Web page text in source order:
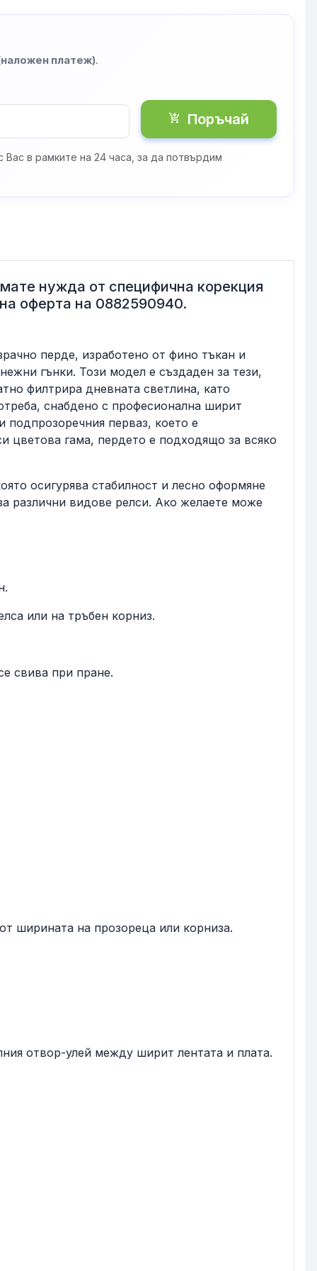
платеж).
shopping_cart_checkout Поръчай
в рамките на 24 часа, за да потвърдим
нужда от специфична корекция
оферта на 0882590940.
перде, изработено от фино тъкан и
гънки. Този модел е създаден за тези,
филтрира дневната светлина, като
снабдено с професионална ширит
подпрозоречния перваз, което е
цветова гама, пердето е подходящо за всяко
осигурява стабилност и лесно оформяне
различни видове релси. Ако желаете може
или на тръбен корниз.
свива при пране.
ширината на прозореца или корниза.
отвор-улей между ширит лентата и плата.